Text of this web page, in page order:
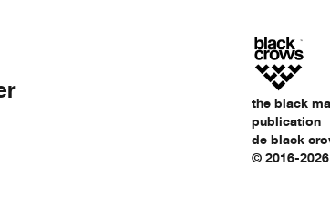
the black
publication
de black
© 2016-2026